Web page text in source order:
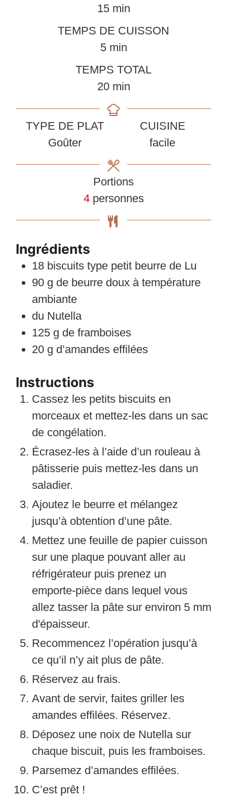
15minutes
min
TEMPS DE CUISSON
5minutes
min
TEMPS TOTAL
20minutes
min
TYPE DE PLAT
Goûter
CUISINE
facile
Portions
4 personnes
Ingrédients
18 biscuits type petit beurre de Lu
90 g de beurre doux à température
ambiante
du Nutella
125 g de framboises
20 g d’amandes effilées
Instructions
Cassez les petits biscuits en
morceaux et mettez-les dans un sac
de congélation.
Écrasez-les à l’aide d’un rouleau à
pâtisserie puis mettez-les dans un
saladier.
Ajoutez le beurre et mélangez
jusqu’à obtention d’une pâte.
Mettez une feuille de papier cuisson
sur une plaque pouvant aller au
réfrigérateur puis prenez un
emporte-pièce dans lequel vous
allez tasser la pâte sur environ 5 mm
d'épaisseur.
Recommencez l’opération jusqu’à
ce qu’il n’y ait plus de pâte.
Réservez au frais.
Avant de servir, faites griller les
amandes effilées. Réservez.
Déposez une noix de Nutella sur
chaque biscuit, puis les framboises.
Parsemez d’amandes effilées.
C’est prêt !